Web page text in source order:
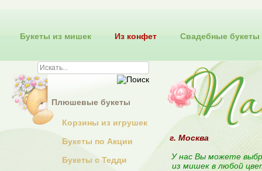
Букеты из мишек Из конфет Свадебные букеты
Плюшевые букеты
Корзины из игрушек
Букеты по Акции
Букеты с Тедди
г. Москва
У нас Вы можете
из мишек в любой